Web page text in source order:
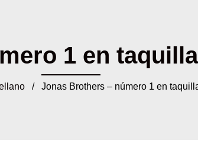
1 en
/ Jonas Brothers – número 1 en